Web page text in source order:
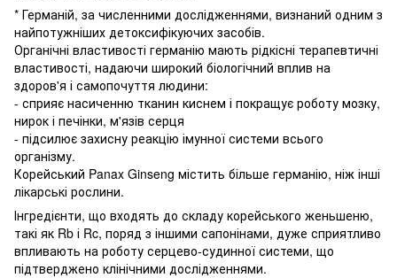
* Германій, за численними дослідженнями, визнаний одним з
найпотужніших детоксифікуючих засобів.
Органічні властивості германію мають рідкісні терапевтичні
властивості, надаючи широкий біологічний вплив на
здоров'я і самопочуття людини:
- сприяє насиченню тканин киснем і покращує роботу мозку,
нирок і печінки, м'язів серця
- підсилює захисну реакцію імунної системи всього
організму.
Корейський Panax Ginseng містить більше германію, ніж інші
лікарські рослини.
Інгредієнти, що входять до складу корейського женьшеню,
такі як Rb і Rc, поряд з іншими сапонінами, дуже сприятливо
впливають на роботу серцево-судинної системи, що
підтверджено клінічними дослідженнями.